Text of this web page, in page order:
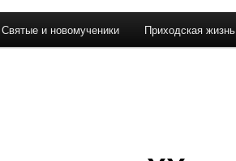
Святые и новомученики Приходская жизнь